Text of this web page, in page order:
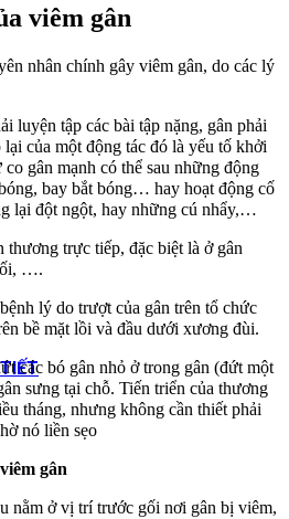
viêm gân
nhân chính gây viêm gân, do các lý
tập các bài tập nặng, gân phải
của một động tác đó là yếu tố khởi
gân mạnh có thể sau những động
bay bắt bóng… hay hoạt động cố
lại đột ngột, hay những cú nhẩy,…
trực tiếp, đặc biệt là ở gân
….
lý do trượt của gân trên tổ chức
bề mặt lồi và đầu dưới xương đùi.
bó gân nhỏ ở trong gân (đứt một
sưng tại chỗ. Tiến triển của thương
tháng, nhưng không cần thiết phải
nó liền sẹo
gân
nằm ở vị trí trước gối nơi gân bị viêm,